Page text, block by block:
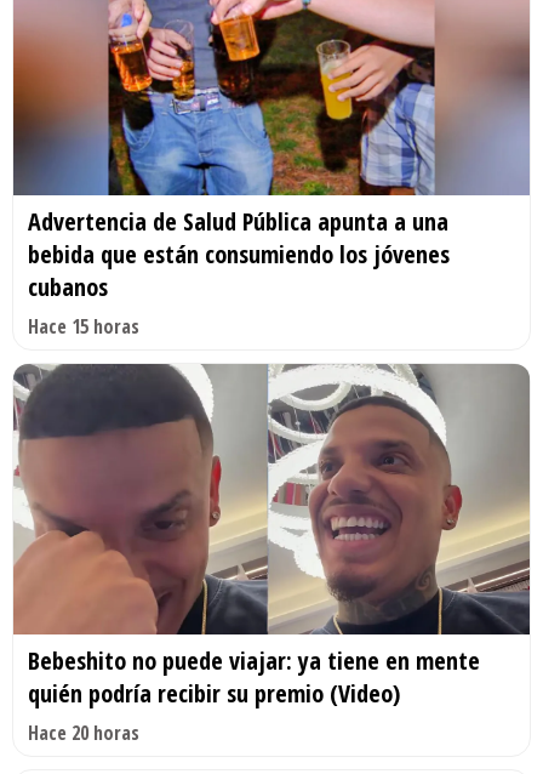
Advertencia de Salud Pública apunta a una
bebida que están consumiendo los jóvenes
cubanos
Hace 15 horas
Bebeshito no puede viajar: ya tiene en mente
quién podría recibir su premio (Video)
Hace 20 horas